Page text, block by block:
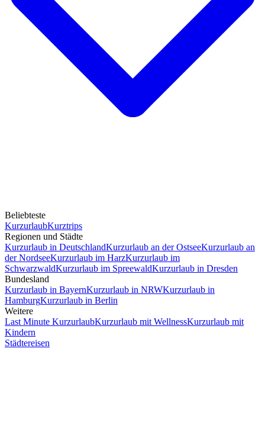
Beliebteste
KurzurlaubKurztrips
Regionen und Städte
Kurzurlaub in DeutschlandKurzurlaub an der OstseeKurzurlaub an
der NordseeKurzurlaub im HarzKurzurlaub im
SchwarzwaldKurzurlaub im SpreewaldKurzurlaub in Dresden
Bundesland
Kurzurlaub in BayernKurzurlaub in NRWKurzurlaub in
HamburgKurzurlaub in Berlin
Weitere
Last Minute KurzurlaubKurzurlaub mit WellnessKurzurlaub mit
Kindern
Städtereisen